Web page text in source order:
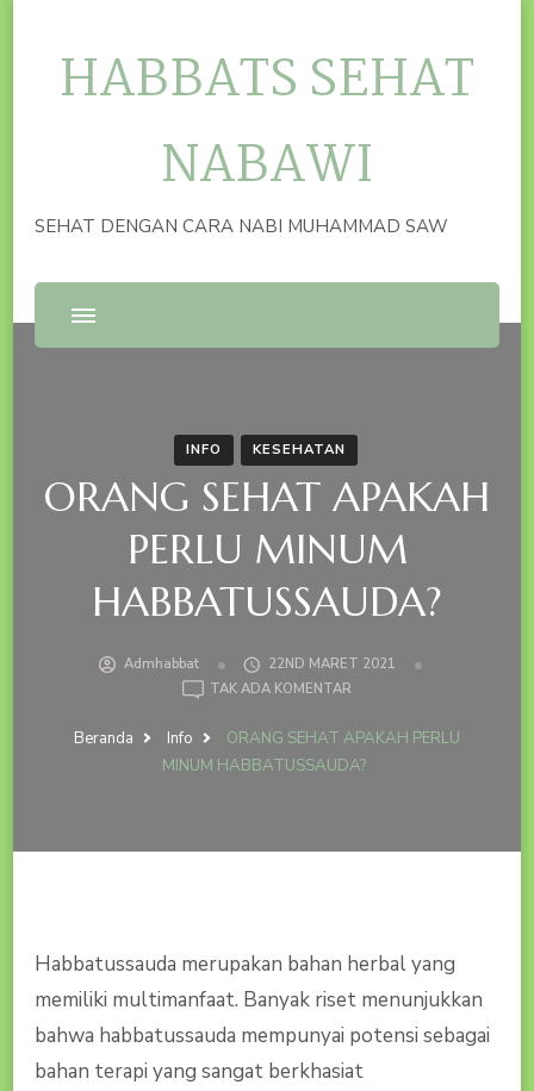
HABBATS SEHAT
NABAWI
SEHAT DENGAN CARA NABI MUHAMMAD SAW
INFO KESEHATAN
ORANG SEHAT APAKAH
PERLU MINUM
HABBATUSSAUDA?
Admhabbat
22ND MARET 2021
TAK ADA KOMENTAR
SEHAT
APAKAH
Beranda Info
ORANG SEHAT APAKAH PERLU
MINUM HABBATUSSAUDA?
Habbatussauda merupakan bahan herbal yang
memiliki multimanfaat. Banyak riset menunjukkan
bahwa habbatussauda mempunyai potensi sebagai
bahan terapi yang sangat berkhasiat